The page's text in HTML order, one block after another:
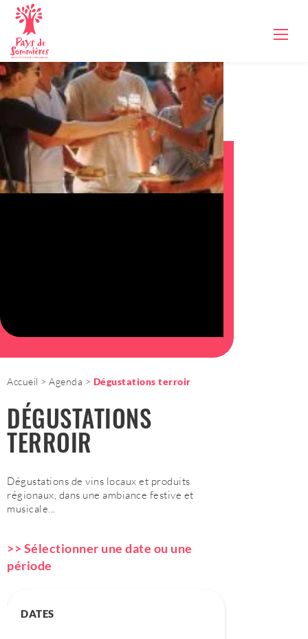
Accueil Agenda Dégustations terroir
DÉGUSTATIONS
TERROIR
Dégustations de vins locaux et produits
régionaux, dans une ambiance festive et
musicale...
>> Sélectionner une date ou une
période
DATES